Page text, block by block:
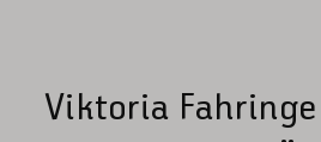
Viktoria